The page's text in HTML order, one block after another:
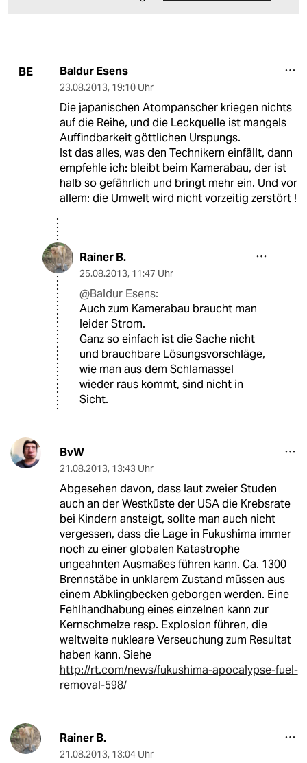
BE Baldur Esens
23.08.2013, 19:10 Uhr
Die japanischen Atompanscher kriegen nichts
auf die Reihe, und die Leckquelle ist mangels
Auffindbarkeit göttlichen Urspungs.
Ist das alles, was den Technikern einfällt, dann
empfehle ich: bleibt beim Kamerabau, der ist
halb so gefährlich und bringt mehr ein. Und vor
allem: die Umwelt wird nicht vorzeitig zerstört !
Rainer B.
25.08.2013, 11:47 Uhr
@Baldur Esens:
Auch zum Kamerabau braucht man
leider Strom.
Ganz so einfach ist die Sache nicht
und brauchbare Lösungsvorschläge,
wie man aus dem Schlamassel
wieder raus kommt, sind nicht in
Sicht.
BvW
21.08.2013, 13:43 Uhr
Abgesehen davon, dass laut zweier Studen
auch an der Westküste der USA die Krebsrate
bei Kindern ansteigt, sollte man auch nicht
vergessen, dass die Lage in Fukushima immer
noch zu einer globalen Katastrophe
ungeahnten Ausmaßes führen kann. Ca. 1300
Brennstäbe in unklarem Zustand müssen aus
einem Abklingbecken geborgen werden. Eine
Fehlhandhabung eines einzelnen kann zur
Kernschmelze resp. Explosion führen, die
weltweite nukleare Verseuchung zum Resultat
haben kann. Siehe
http://rt.com/news/fukushima-apocalypse-fuel-
removal-598/
Rainer B.
21.08.2013, 13:04 Uhr